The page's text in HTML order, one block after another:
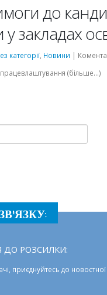
до
закладах
категорії, Новини |
(більше…)
РОЗСИЛКИ:
приєднуйтесь до